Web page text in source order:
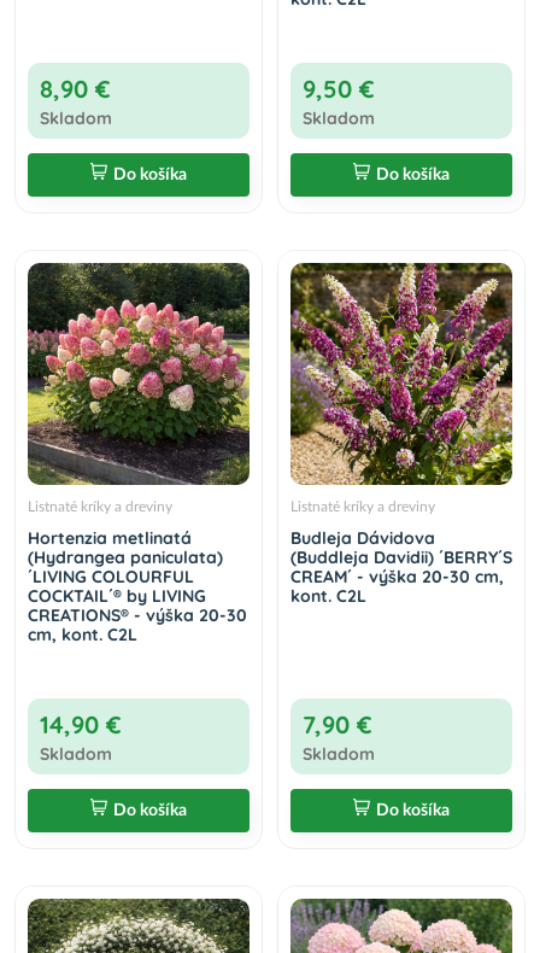
8,90 €
Skladom
Do košíka
9,50 €
Skladom
Do košíka
Listnaté kríky a dreviny
Hortenzia metlinatá
(Hydrangea paniculata)
´LIVING COLOURFUL
COCKTAIL´® by LIVING
CREATIONS® - výška 20-30
cm, kont. C2L
14,90 €
Skladom
Do košíka
Listnaté kríky a dreviny
Budleja Dávidova
(Buddleja Davidii) ´BERRY´S
CREAM´ - výška 20-30 cm,
kont. C2L
7,90 €
Skladom
Do košíka